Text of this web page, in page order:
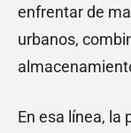
enfrentar de
urbanos,
En esa línea, la